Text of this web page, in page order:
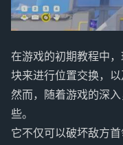
在游戏的初期教程中
块来进行位置交换，以
然而，随着游戏的深
些。
它不仅可以破坏敌方